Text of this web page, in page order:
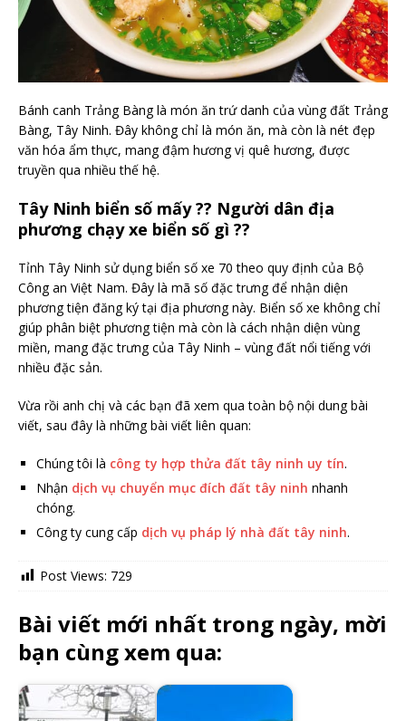
Bánh canh Trảng Bàng là món ăn trứ danh của vùng đất Trảng
Bàng, Tây Ninh. Đây không chỉ là món ăn, mà còn là nét đẹp
văn hóa ẩm thực, mang đậm hương vị quê hương, được
truyền qua nhiều thế hệ.
Tây Ninh biển số mấy ?? Người dân địa
phương chạy xe biển số gì ??
Tỉnh Tây Ninh sử dụng biển số xe 70 theo quy định của Bộ
Công an Việt Nam. Đây là mã số đặc trưng để nhận diện
phương tiện đăng ký tại địa phương này. Biển số xe không chỉ
giúp phân biệt phương tiện mà còn là cách nhận diện vùng
miền, mang đặc trưng của Tây Ninh – vùng đất nổi tiếng với
nhiều đặc sản.
Vừa rồi anh chị và các bạn đã xem qua toàn bộ nội dung bài
viết, sau đây là những bài viết liên quan:
Chúng tôi là công ty hợp thửa đất tây ninh uy tín.
Nhận dịch vụ chuyển mục đích đất tây ninh nhanh
chóng.
Công ty cung cấp dịch vụ pháp lý nhà đất tây ninh.
Post Views: 729
Bài viết mới nhất trong ngày, mời
bạn cùng xem qua: